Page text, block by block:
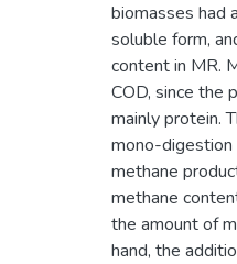
biomasses had
soluble form,
content in MR.
COD, since the
mainly protein.
mono-
methane
methane
the amount of
hand, the